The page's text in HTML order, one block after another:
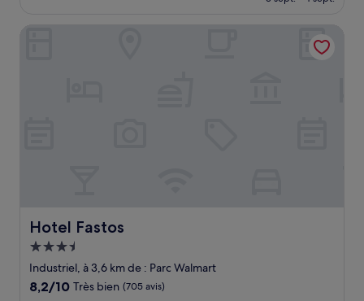
de
76 €
Hotel Fastos
Hotel Fastos
Hébergement
3.5 étoiles
Industriel, à 3,6 km de : Parc Walmart
8.2
8,2/10 Très bien (705 avis)